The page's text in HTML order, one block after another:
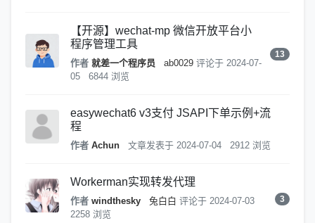
【开源】wechat-mp 微信开放平台小
程序管理工具
作者 就差一个程序员 ab0029 评论于 2024-07-
05
6844 浏览
13
easywechat6 v3支付 JSAPI下单示例+流
程
作者 Achun 文章发表于 2024-07-04 2912 浏览
Workerman实现转发代理
作者 windthesky 兔白白 评论于 2024-07-03
2258 浏览
3